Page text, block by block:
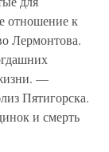
отношение к
Лермонтова.
—
Пятигорска.
и смерть